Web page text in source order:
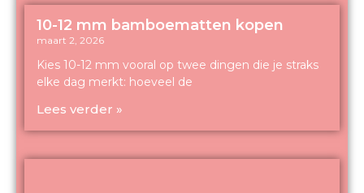
10-12 mm bamboematten kopen
maart 2, 2026
Kies 10-12 mm vooral op twee dingen die je straks
elke dag merkt: hoeveel de
Lees verder »